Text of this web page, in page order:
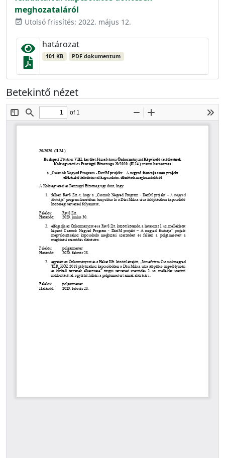
meghozataláról
event_available Utolsó frissítés: 2022. május 12.
határozat
101 KB PDF dokumentum
Betekintő nézet